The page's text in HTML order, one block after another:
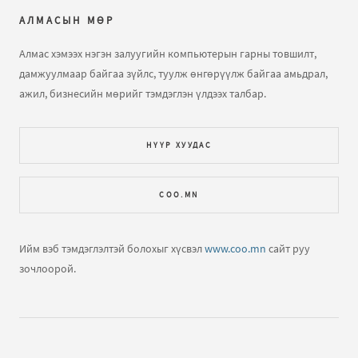
энэ нийтлэл уншлаа...
Компьютер, програмчлалын үндэс сургалт
Кирилл - Монгол бичгийн хөрвүүлэгч
Удахгүй эхэлнэ гэж явсаар хэдэн ч жил өнгөрчихөв
дөө Алмас мээнь! Өөртөө сануулав.
Enkhtuya Otgontsetse (зочин):
их олон улсаар аялаагүй ээ. Дээр бичсэн хоолны
АЛМАСЫН МӨР
Алмас хэмээх нэгэн залуугийн компьютерын гарны товшилт,
дамжуулмаар байгаа зүйлс, туулж өнгөрүүлж байгаа амьдрал,
ажил, бизнесийн мөрийг тэмдэглэн үлдээх талбар.
НҮҮР ХУУДАС
COO.MN
Ийм вэб тэмдэглэлтэй болохыг хүсвэлwww.coo.mn сайт руу
зочлоорой.